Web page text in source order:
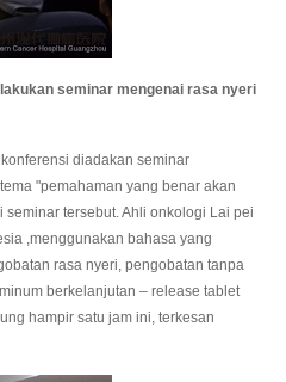
seminar mengenai rasa nyeri
diadakan seminar
"pemahaman yang benar akan
tersebut. Ahli onkologi Lai pei
,menggunakan bahasa yang
rasa nyeri, pengobatan tanpa
berkelanjutan – release tablet
hampir satu jam ini, terkesan